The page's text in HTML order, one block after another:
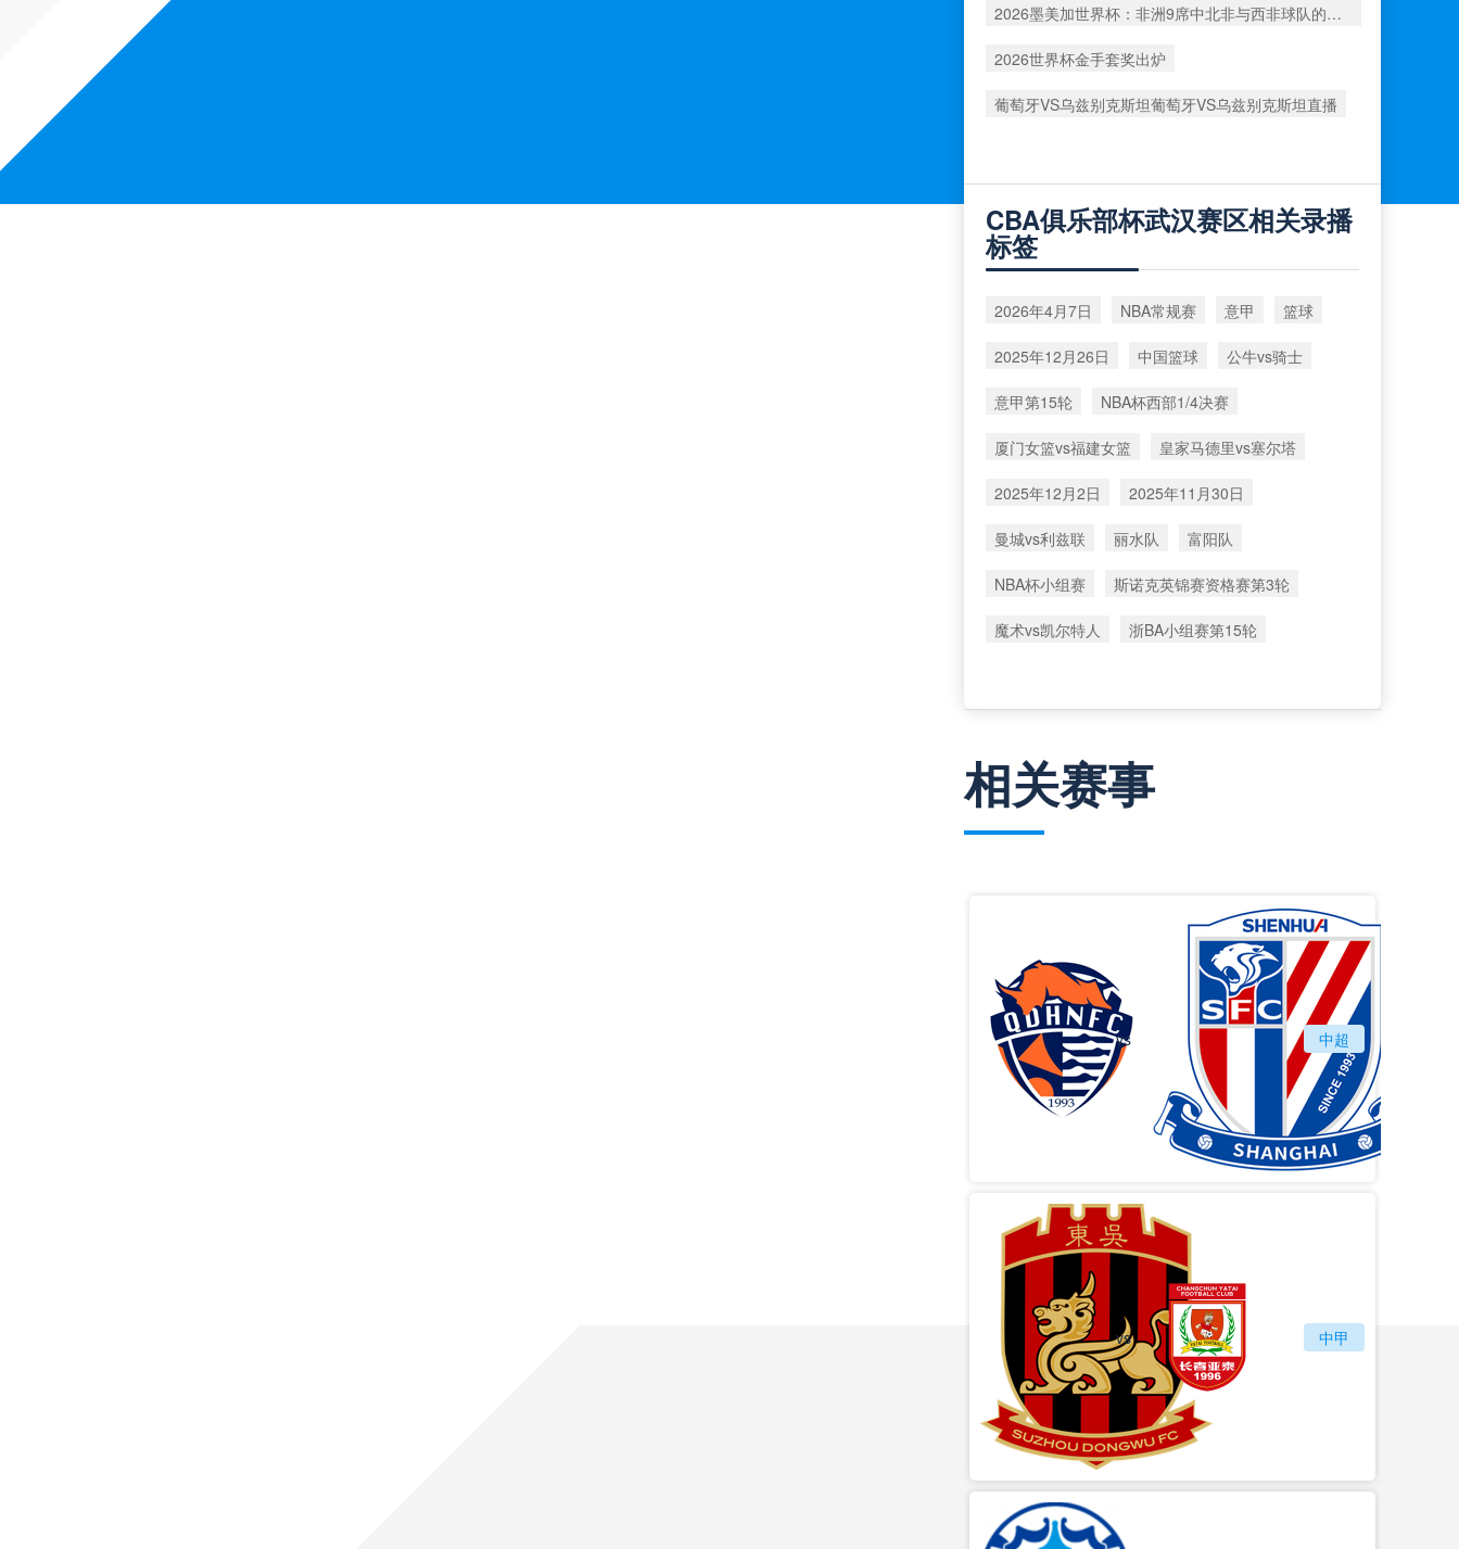
2026墨美加世界杯：非洲9席中北非与西非球队的出线比例深度解析
2026世界杯金手套奖出炉
葡萄牙VS乌兹别克斯坦葡萄牙VS乌兹别克斯坦直播
CBA俱乐部杯武汉赛区相关录播
标签
2026年4月7日 NBA常规赛 意甲 篮球
2025年12月26日 中国篮球 公牛vs骑士
意甲第15轮 NBA杯西部1/4决赛
厦门女篮vs福建女篮 皇家马德里vs塞尔塔
2025年12月2日 2025年11月30日
曼城vs利兹联 丽水队 富阳队
NBA杯小组赛 斯诺克英锦赛资格赛第3轮
魔术vs凯尔特人 浙BA小组赛第15轮
相关赛事
青岛海牛
vs 中超
苏州东吴
vs 长春亚泰中甲